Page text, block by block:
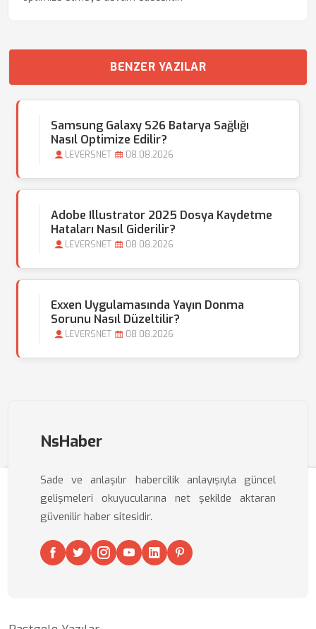
BENZER YAZILAR
Samsung Galaxy S26 Batarya Sağlığı
Nasıl Optimize Edilir?
LEVERSNET 08.08.2026
Adobe Illustrator 2025 Dosya Kaydetme
Hataları Nasıl Giderilir?
LEVERSNET 08.08.2026
Exxen Uygulamasında Yayın Donma
Sorunu Nasıl Düzeltilir?
LEVERSNET 08.08.2026
NsHaber
Sade ve anlaşılır habercilik anlayışıyla güncel
gelişmeleri okuyucularına net şekilde aktaran
güvenilir haber sitesidir.